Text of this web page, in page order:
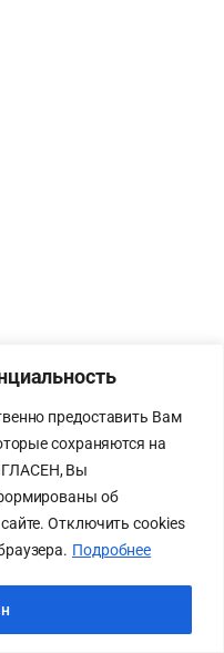
предоставить Вам
сохраняются на
Вы
об
Отключить cookies
Подробнее